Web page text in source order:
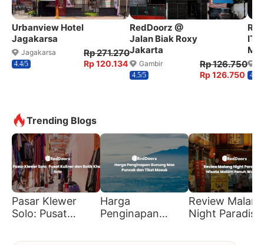
Urbanview Hotel
Jagakarsa
Jagakarsa
4.4/5
Rp 271.270
Rp 120.134
RedDoorz @
Jalan Biak Roxy
Jakarta
Gambir
4.5/5
Rp 126.750
Rp 126.750 4.1/5
Trending Blogs
Pasar Klewer
Solo: Pusat
Harga
Penginapan
Review Malang
Night Paradise: